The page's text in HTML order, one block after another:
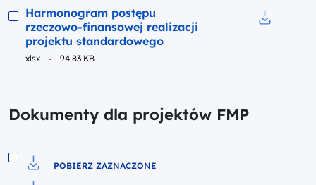
Podgląd
Harmonogram postępu
rzeczowo-finansowej realizacji
projektu standardowego
xlsx 94.83 KB
Dokumenty dla projektów FMP
Pobierz do pliku
POBIERZ ZAZNACZONE